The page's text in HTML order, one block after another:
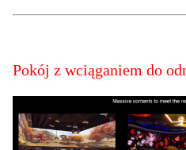
Pokój z wciąganiem do